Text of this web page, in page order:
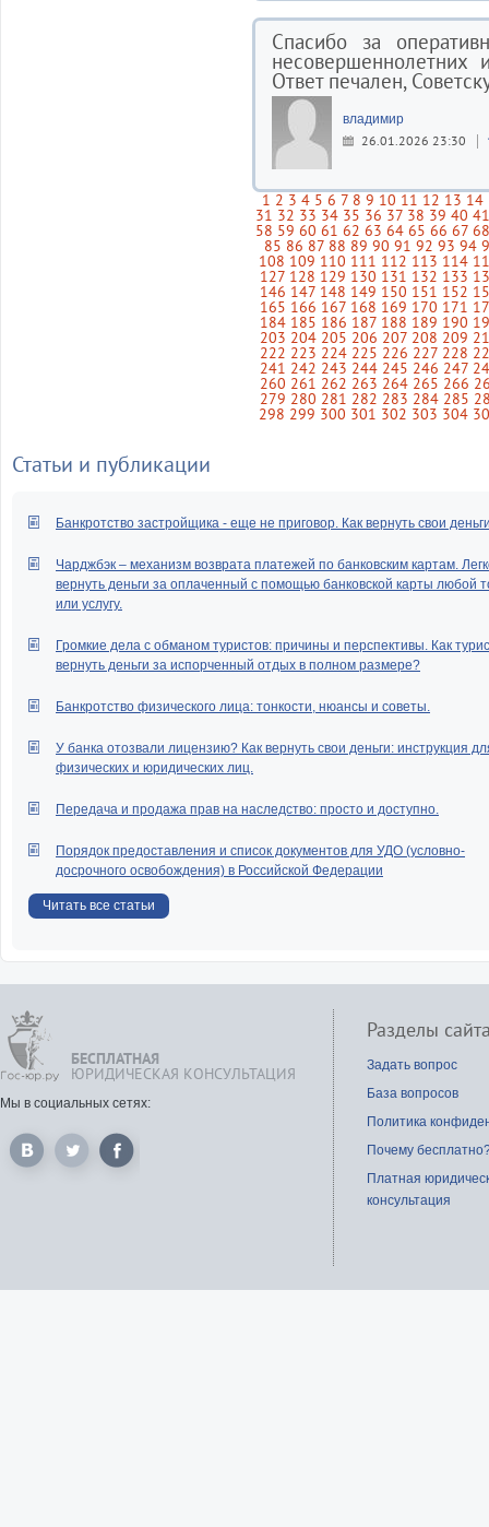
Спасибо за
Ответ печален,
владимир
26.01.2026 23:30
1 2 3 4 5 6 7 8 9 10 11 12 13 14
31 32 33 34 35 36 37 38 39 40 41
58 59 60 61 62 63 64 65 66 67 68
85 86 87 88 89 90 91 92 93 94
108 109 110 111 112 113 114
127 128 129 130 131 132 133
146 147 148 149 150 151 152
165 166 167 168 169 170 171
184 185 186 187 188 189 190
203 204 205 206 207 208 209
222 223 224 225 226 227 228
241 242 243 244 245 246 247
260 261 262 263 264 265 266
279 280 281 282 283 284 285
298 299 300 301 302 303 304
Статьи и публикации
Банкротство застройщика - еще не приговор. Как вернуть свои
Чарджбэк – механизм возврата платежей по банковским картам.
вернуть деньги за оплаченный с помощью банковской карты любой
или услугу.
Громкие дела с обманом туристов: причины и перспективы. Как
вернуть деньги за испорченный отдых в полном размере?
Банкротство физического лица: тонкости, нюансы и советы.
У банка отозвали лицензию? Как вернуть свои деньги: инструкция
физических и юридических лиц.
Передача и продажа прав на наследство: просто и доступно.
Порядок предоставления и список документов для УДО (условно-
досрочного освобождения) в Российской Федерации
Читать все статьи
БЕСПЛАТНАЯ
ЮРИДИЧЕСКАЯ КОНСУЛЬТАЦИЯ
Мы в социальных сетях:
Разделы
Задать вопрос
База вопросов
Политика
Почему
Платная
консультация